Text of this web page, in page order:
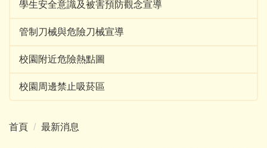
學生安全意識及被害預防觀念宣導
管制刀械與危險刀械宣導
校園附近危險熱點圖
校園周邊禁止吸菸區
首頁 最新消息